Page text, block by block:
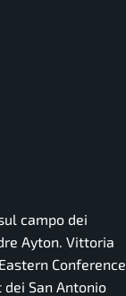
campo dei
Ayton. Vittoria
Conference.
San Antonio